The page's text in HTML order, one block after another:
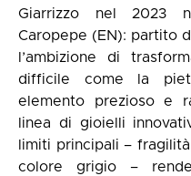
Giarrizzo nel 2023
Caropepe (EN): partito
l’ambizione di
difficile come la
elemento prezioso e
linea di gioielli
limiti principali –
colore grigio –